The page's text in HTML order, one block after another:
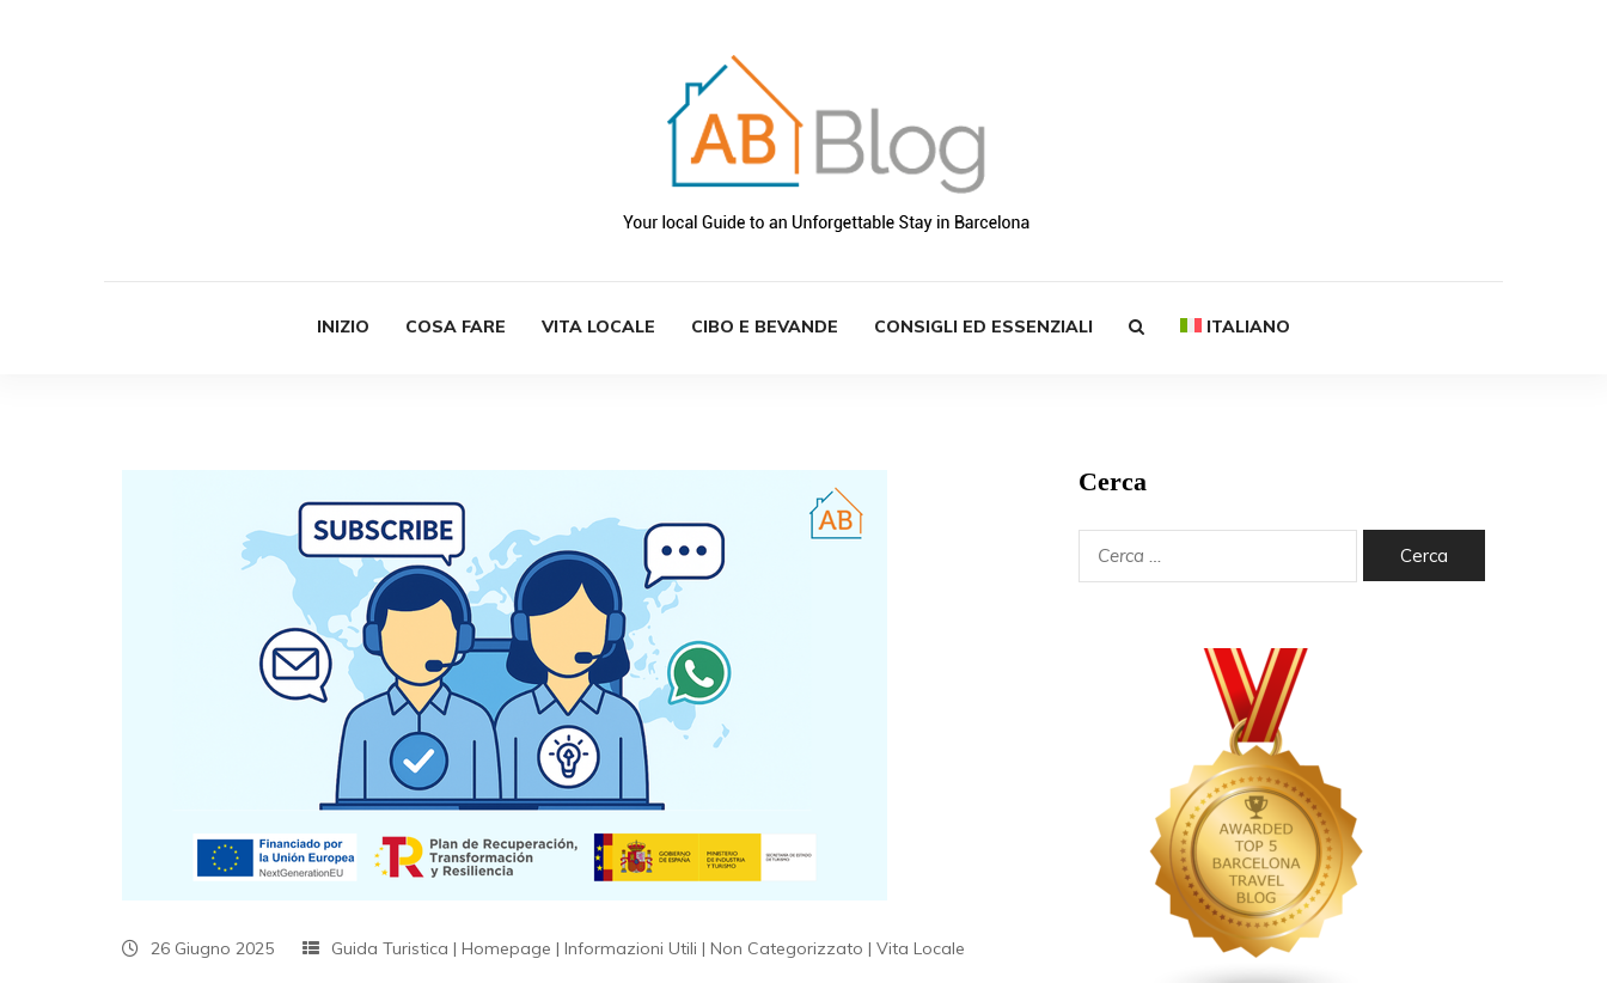
INIZIO COSA FARE VITA LOCALE CIBO E BEVANDE CONSIGLI ED ESSENZIALI ITALIANO
26 Giugno 2025 Guida Turistica | Homepage | Informazioni Utili | Non Categorizzato | Vita Locale
Cerca